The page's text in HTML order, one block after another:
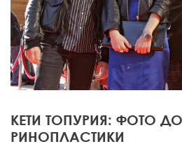
КЕТИ ТОПУРИЯ: ФОТО
РИНОПЛАСТИКИ